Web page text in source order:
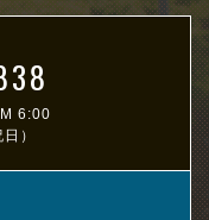
6:00
）